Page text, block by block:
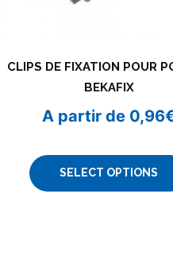
CLIPS DE FIXATION POUR
BEKAFIX
A partir de 0,96
SELECT OPTIONS